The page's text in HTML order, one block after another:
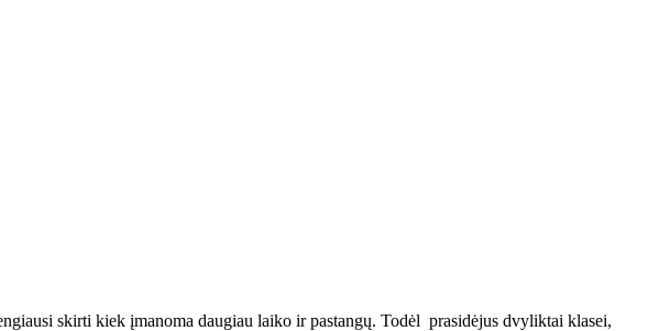
skirti kiek įmanoma daugiau laiko ir pastangų. Todėl prasidėjus dvyliktai klasei,